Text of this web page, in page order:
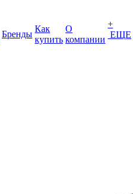
Бренды
Как
купить
О
компании
+
ЕЩЕ